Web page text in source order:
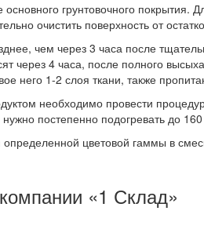
основного грунтовочного
очистить поверхность от
чем через 3 часа после
через 4 часа, после полного
него 1-2 слоя ткани, также
необходимо провести
постепенно подогревать до 160
цветовой гаммы в
«1 Склад»